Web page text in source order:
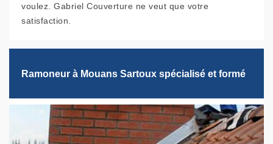
voulez. Gabriel Couverture ne veut que votre
satisfaction.
Ramoneur à Mouans Sartoux spécialisé et formé